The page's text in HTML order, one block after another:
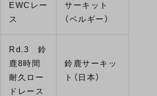
EWCレー
ス
サーキット
（ベルギー）
Rd.3 鈴
鹿8時間
耐久ロー
ドレース
鈴鹿サーキッ
ト（日本）